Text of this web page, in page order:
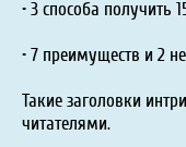
• 3 способа получить
• 7 преимуществ и 2
Такие заголовки
читателями.